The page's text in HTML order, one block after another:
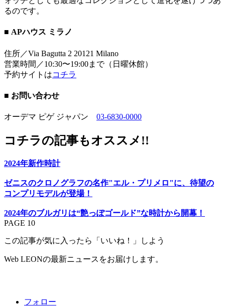
るのです。
■ APハウス ミラノ
住所／Via Bagutta 2 20121 Milano
営業時間／10:30〜19:00まで（日曜休館）
予約サイトはコチラ
■ お問い合わせ
オーデマ ピゲ ジャパン 03-6830-0000
コチラの記事もオススメ!!
2024年新作時計
ゼニスのクロノグラフの名作"エル・プリメロ"に、待望の
コンプリモデルが登場！
2024年のブルガリは“艶っぽゴールド”な時計から開幕！
PAGE 10
この記事が気に入ったら「いいね！」しよう
Web LEONの最新ニュースをお届けします。
フォロー